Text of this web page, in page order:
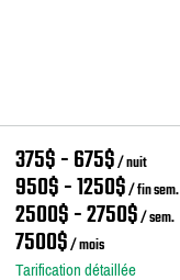
375$ - 675$/ nuit
950$ - 1250$/ fin sem.
2500$ - 2750$/ sem.
7500$/ mois
Tarification détaillée